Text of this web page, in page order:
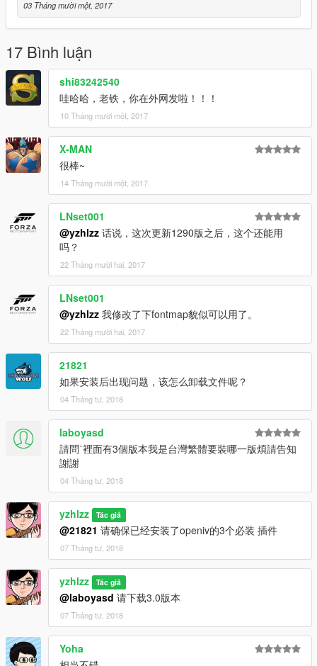
03 Tháng mười một, 2017
17 Bình luận
shi83242540
哇哈哈，老铁，你在外网发啦！！！
10 Tháng mười một, 2017
X-MAN
很棒~
14 Tháng mười một, 2017
LNset001
@yzhlzz 话说，这次更新1290版之后，这个还能用
吗？
22 Tháng mười hai, 2017
LNset001
@yzhlzz 我修改了下fontmap貌似可以用了。
22 Tháng mười hai, 2017
21821
如果安装后出现问题，该怎么卸载文件呢？
04 Tháng tư, 2018
laboyasd
請問ˋ裡面有3個版本我是台灣繁體要裝哪一版煩請告知
謝謝
04 Tháng tư, 2018
yzhlzz Tác giả
@21821 请确保已经安装了openiv的3个必装 插件
07 Tháng tư, 2018
yzhlzz Tác giả
@laboyasd 请下载3.0版本
07 Tháng tư, 2018
Yoha